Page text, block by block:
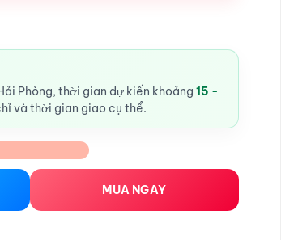
Phòng, thời gian dự kiến khoảng 15 -
và thời gian giao cụ thể.
MUA NGAY